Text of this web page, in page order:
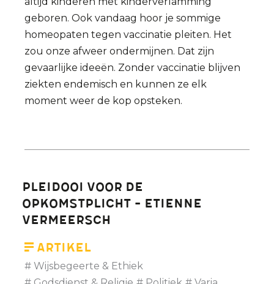
geboren. Ook vandaag hoor je sommige
homeopaten tegen vaccinatie pleiten. Het
zou onze afweer ondermijnen. Dat zijn
gevaarlijke ideeën. Zonder vaccinatie blijven
ziekten endemisch en kunnen ze elk
moment weer de kop opsteken.
Pleidooi voor de
opkomstplicht - Etienne
Vermeersch
Artikel
Wijsbegeerte & Ethiek